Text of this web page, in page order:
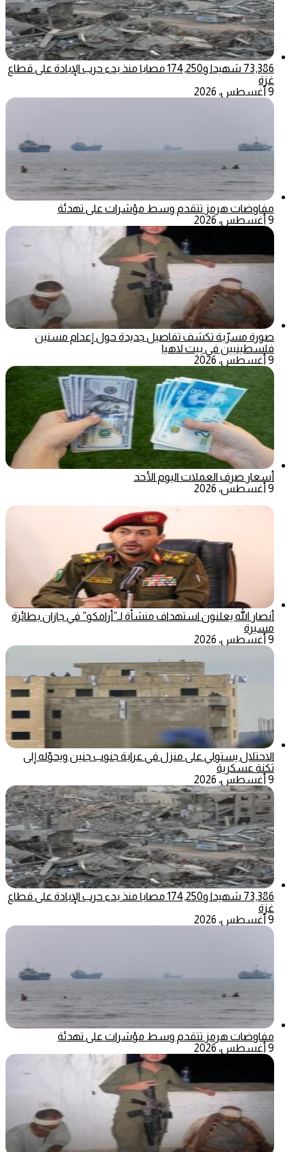
73,386 شهيدا و174,250 مصابا منذ بدء حرب الإبادة على قطاع
غزة
9 أغسطس، 2026
مفاوضات هرمز تتقدم وسط مؤشرات على تهدئة
9 أغسطس، 2026
صورة مسرّبة تكشف تفاصيل جديدة حول إعدام مسنين
فلسطينيين في بيت لاهيا
9 أغسطس، 2026
أسعار صرف العملات اليوم الأحد
9 أغسطس، 2026
أنصار الله يعلنون استهداف منشأة لـ”أرامكو” في جازان بطائرة
مسيرة
9 أغسطس، 2026
الاحتلال يستولي على منزل في عرابة جنوب جنين ويحوّله إلى
ثكنة عسكرية
9 أغسطس، 2026
73,386 شهيدا و174,250 مصابا منذ بدء حرب الإبادة على قطاع
غزة
9 أغسطس، 2026
مفاوضات هرمز تتقدم وسط مؤشرات على تهدئة
9 أغسطس، 2026